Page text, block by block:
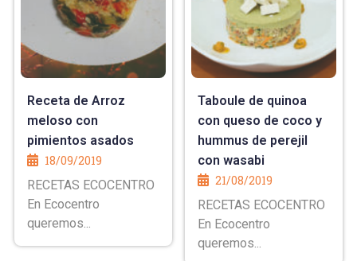
Receta de Arroz
meloso con
pimientos asados
18/09/2019
RECETAS ECOCENTRO
En Ecocentro
queremos...
Taboule de quinoa
con queso de coco y
hummus de perejil
con wasabi
21/08/2019
RECETAS ECOCENTRO
En Ecocentro
queremos...